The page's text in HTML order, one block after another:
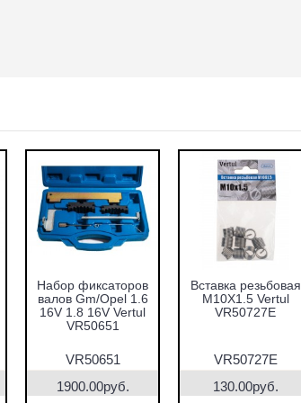
Набор фиксаторов
валов Gm/Opel 1.6
16V 1.8 16V Vertul
VR50651
VR50651
1900.00руб.
Вставка резьбовая
M10X1.5 Vertul
VR50727E
VR50727E
130.00руб.